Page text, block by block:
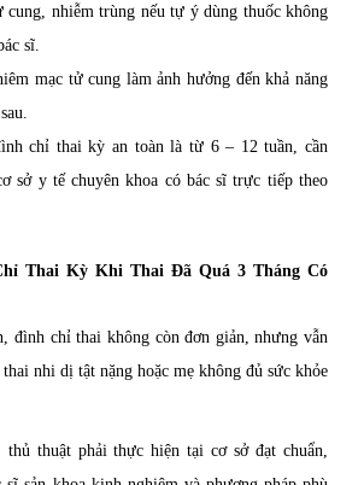
cung, nhiễm trùng nếu tự ý dùng thuốc không
sĩ.
mạc tử cung làm ảnh hưởng đến khả năng
chỉ thai kỳ an toàn là từ 6 – 12 tuần, cần
sở y tế chuyên khoa có bác sĩ trực tiếp theo
Thai Kỳ Khi Thai Đã Quá 3 Tháng Có
đình chỉ thai không còn đơn giản, nhưng vẫn
nhi dị tật nặng hoặc mẹ không đủ sức khỏe
thuật phải thực hiện tại cơ sở đạt chuẩn,